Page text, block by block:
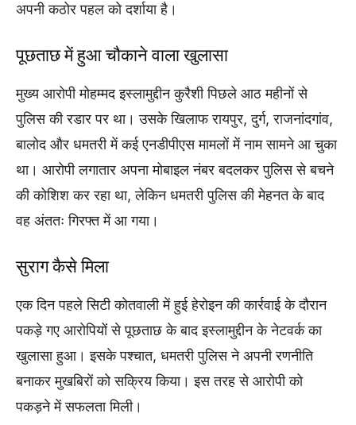
अपनी कठोर पहल को दर्शाया है।
पूछताछ में हुआ चौकाने वाला खुलासा
मुख्य आरोपी मोहम्मद इस्लामुद्दीन कुरैशी पिछले आठ महीनों से
पुलिस की रडार पर था। उसके खिलाफ रायपुर, दुर्ग, राजनांदगांव,
बालोद और धमतरी में कई एनडीपीएस मामलों में नाम सामने आ चुका
था। आरोपी लगातार अपना मोबाइल नंबर बदलकर पुलिस से बचने
की कोशिश कर रहा था, लेकिन धमतरी पुलिस की मेहनत के बाद
वह अंततः गिरफ्त में आ गया।
सुराग कैसे मिला
एक दिन पहले सिटी कोतवाली में हुई हेरोइन की कार्रवाई के दौरान
पकड़े गए आरोपियों से पूछताछ के बाद इस्लामुद्दीन के नेटवर्क का
खुलासा हुआ। इसके पश्चात, धमतरी पुलिस ने अपनी रणनीति
बनाकर मुखबिरों को सक्रिय किया। इस तरह से आरोपी को
पकड़ने में सफलता मिली।